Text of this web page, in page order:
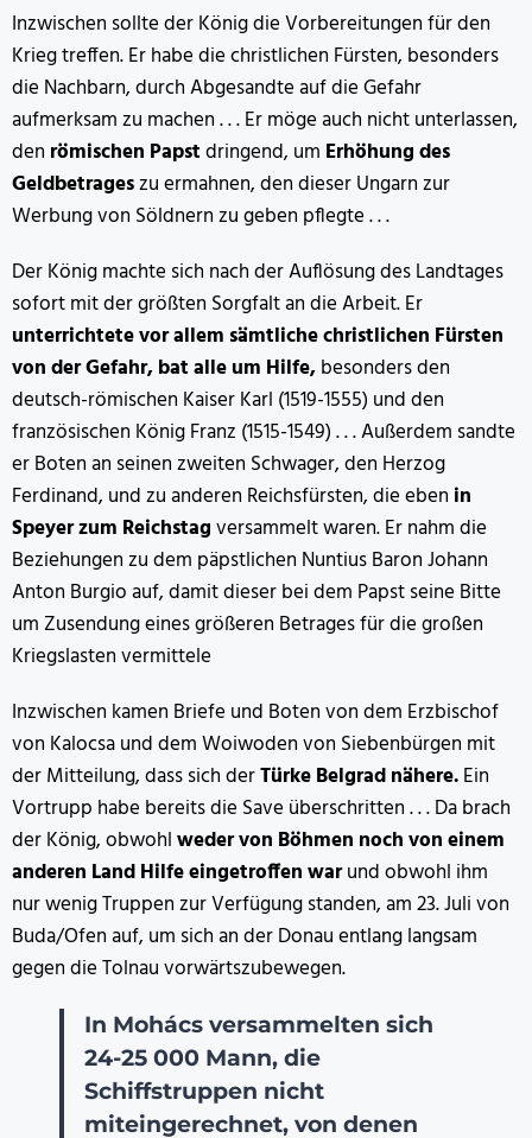
Inzwischen sollte der König die Vorbereitungen für den
Krieg treffen. Er habe die christlichen Fürsten, besonders
die Nachbarn, durch Abgesandte auf die Gefahr
aufmerksam zu machen . . . Er möge auch nicht unterlassen,
den römischen Papstdringend, um Erhöhung des
Geldbetrageszu ermahnen, den dieser Ungarn zur
Werbung von Söldnern zu geben pflegte . . .
Der König machte sich nach der Auflösung des Landtages
sofort mit der größten Sorgfalt an die Arbeit. Er
unterrichtete vor allem sämtliche christlichen Fürsten
von der Gefahr, bat alle um Hilfe,besonders den
deutsch-römischen Kaiser Karl (1519-1555) und den
französischen König Franz (1515-1549) . . . Außerdem sandte
er Boten an seinen zweiten Schwager, den Herzog
Ferdinand, und zu anderen Reichsfürsten, die eben in
Speyer zum Reichstagversammelt waren. Er nahm die
Beziehungen zu dem päpstlichen Nuntius Baron Johann
Anton Burgio auf, damit dieser bei dem Papst seine Bitte
um Zusendung eines größeren Betrages für die großen
Kriegslasten vermittele
Inzwischen kamen Briefe und Boten von dem Erzbischof
von Kalocsa und dem Woiwoden von Siebenbürgen mit
der Mitteilung, dass sich derTürke Belgrad nähere.Ein
Vortrupp habe bereits die Save überschritten . . . Da brach
der König, obwohlweder von Böhmen noch von einem
anderen Land Hilfe eingetroffen warund obwohl ihm
nur wenig Truppen zur Verfügung standen, am 23. Juli von
Buda/Ofen auf, um sich an der Donau entlang langsam
gegen die Tolnau vorwärtszubewegen.
In Mohács versammelten sich
24-25 000 Mann, die
Schiffstruppen nicht
miteingerechnet, von denen